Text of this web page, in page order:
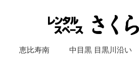
恵比寿南 中目黒 目黒川沿い